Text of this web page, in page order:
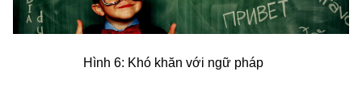
Hình 6: Khó khăn với ngữ pháp